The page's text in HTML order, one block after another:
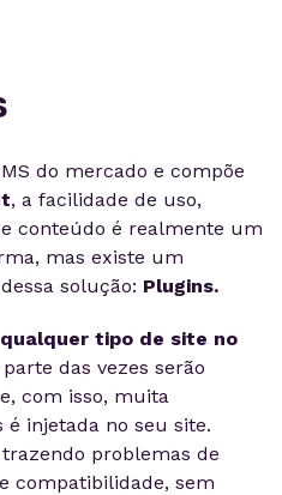
do mercado e compõe
, a facilidade de uso,
conteúdo é realmente um
mas existe um
solução: Plugins.
tipo de site no
das vezes serão
com isso, muita
injetada no seu site.
problemas de
compatibilidade, sem